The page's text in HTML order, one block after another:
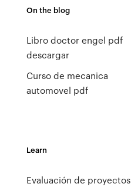
On the blog
Libro doctor engel pdf
descargar
Curso de mecanica
automovel pdf
Learn
Evaluación de proyectos